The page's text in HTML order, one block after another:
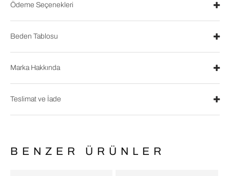
Ödeme Seçenekleri
Beden Tablosu
Marka Hakkında
Teslimat ve İade
BENZER ÜRÜNLER